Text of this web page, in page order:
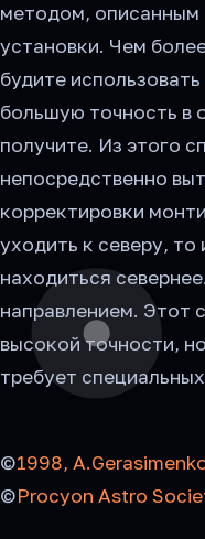
методом, описанным
установки. Чем
будите
большую точность в
получите. Из этого
непосредственно
корректировки
уходить к северу,
находиться
направлением. Этот
высокой точности,
требует
©1998,
©Procyon Astro